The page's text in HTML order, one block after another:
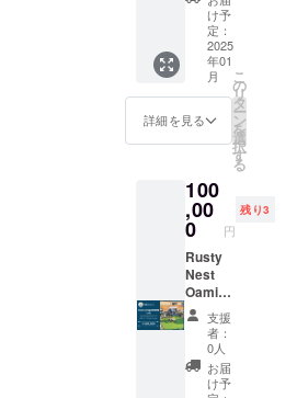
ません
のでご
支援者
様にの
ていた
だきま
こだけ
の非公
式ビー
ルをぜ
ひお楽
しみく
ださ
い！
お願い
いたし
ます。
いただ
く予定
です。
第一弾
となる
初出荷
Rusty
Nest
IPAをた
だける
24缶
セット
をお届
けしま
す。 ️★
オリジ
ナルグ
ラス 1
個 ️★ お
礼の
メッ
IPA」！
現在は
OEMの
限定醸
造と
なって
います
が、
2024年
自社醸
造所
（Rust
y Nest
Brewer
y）完成
後、自
社醸造
第一弾
となる
初出荷
け予
定：
2025
年01
月
詳細を見る
こ
の
リ
タ
ー
ン
を
選
択
す
る
100
,00
0 円
残り3
Rusty
Nest
Oamish
irasato
にオー
プン予
定の
オープ
支援
者：
0人
お届
け予